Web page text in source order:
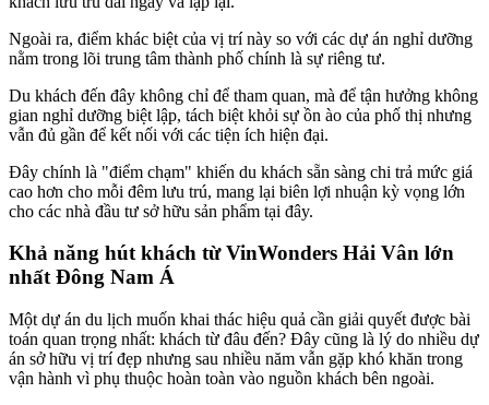
Ngoài ra, điểm khác biệt của vị trí này so với các dự án nghỉ dưỡng
nằm trong lõi trung tâm thành phố chính là sự riêng tư.
Du khách đến đây không chỉ để tham quan, mà để tận hưởng không
gian nghỉ dưỡng biệt lập, tách biệt khỏi sự ồn ào của phố thị nhưng
vẫn đủ gần để kết nối với các tiện ích hiện đại.
Đây chính là "điểm chạm" khiến du khách sẵn sàng chi trả mức giá
cao hơn cho mỗi đêm lưu trú, mang lại biên lợi nhuận kỳ vọng lớn
cho các nhà đầu tư sở hữu sản phẩm tại đây.
Khả năng hút khách từ VinWonders Hải Vân lớn
nhất Đông Nam Á
Một dự án du lịch muốn khai thác hiệu quả cần giải quyết được bài
toán quan trọng nhất: khách từ đâu đến? Đây cũng là lý do nhiều dự
án sở hữu vị trí đẹp nhưng sau nhiều năm vẫn gặp khó khăn trong
vận hành vì phụ thuộc hoàn toàn vào nguồn khách bên ngoài.